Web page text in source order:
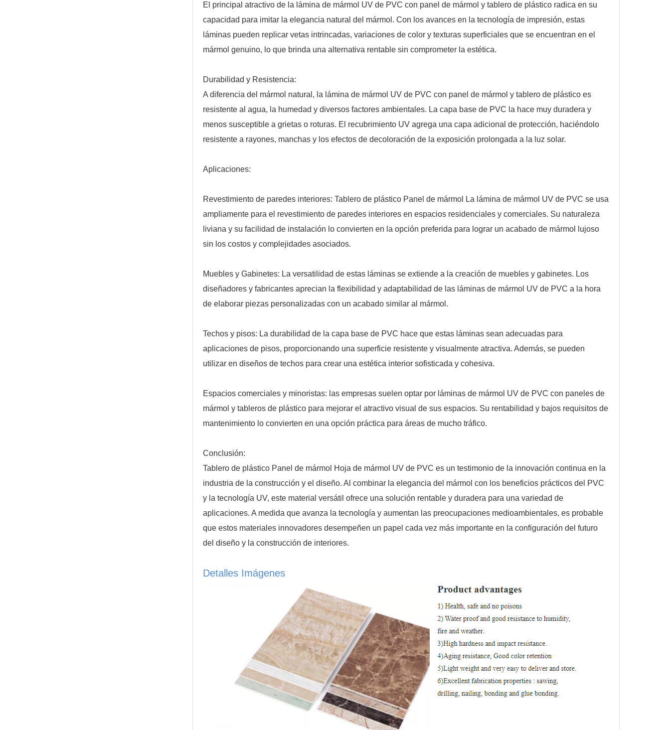
El principal atractivo de la lámina de mármol UV de PVC con panel de mármol y tablero de plástico radica en su
capacidad para imitar la elegancia natural del mármol. Con los avances en la tecnología de impresión, estas
láminas pueden replicar vetas intrincadas, variaciones de color y texturas superficiales que se encuentran en el
mármol genuino, lo que brinda una alternativa rentable sin comprometer la estética.
Durabilidad y Resistencia:
A diferencia del mármol natural, la lámina de mármol UV de PVC con panel de mármol y tablero de plástico es
resistente al agua, la humedad y diversos factores ambientales. La capa base de PVC la hace muy duradera y
menos susceptible a grietas o roturas. El recubrimiento UV agrega una capa adicional de protección, haciéndolo
resistente a rayones, manchas y los efectos de decoloración de la exposición prolongada a la luz solar.
Aplicaciones:
Revestimiento de paredes interiores: Tablero de plástico Panel de mármol La lámina de mármol UV de PVC se usa
ampliamente para el revestimiento de paredes interiores en espacios residenciales y comerciales. Su naturaleza
liviana y su facilidad de instalación lo convierten en la opción preferida para lograr un acabado de mármol lujoso
sin los costos y complejidades asociados.
Muebles y Gabinetes: La versatilidad de estas láminas se extiende a la creación de muebles y gabinetes. Los
diseñadores y fabricantes aprecian la flexibilidad y adaptabilidad de las láminas de mármol UV de PVC a la hora
de elaborar piezas personalizadas con un acabado similar al mármol.
Techos y pisos: La durabilidad de la capa base de PVC hace que estas láminas sean adecuadas para
aplicaciones de pisos, proporcionando una superficie resistente y visualmente atractiva. Además, se pueden
utilizar en diseños de techos para crear una estética interior sofisticada y cohesiva.
Espacios comerciales y minoristas: las empresas suelen optar por láminas de mármol UV de PVC con paneles de
mármol y tableros de plástico para mejorar el atractivo visual de sus espacios. Su rentabilidad y bajos requisitos de
mantenimiento lo convierten en una opción práctica para áreas de mucho tráfico.
Conclusión:
Tablero de plástico Panel de mármol Hoja de mármol UV de PVC es un testimonio de la innovación continua en la
industria de la construcción y el diseño. Al combinar la elegancia del mármol con los beneficios prácticos del PVC
y la tecnología UV, este material versátil ofrece una solución rentable y duradera para una variedad de
aplicaciones. A medida que avanza la tecnología y aumentan las preocupaciones medioambientales, es probable
que estos materiales innovadores desempeñen un papel cada vez más importante en la configuración del futuro
del diseño y la construcción de interiores.
Detalles Imágenes